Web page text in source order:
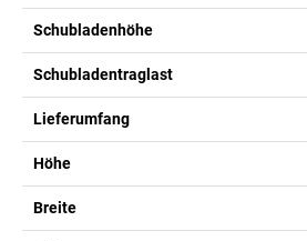
Schubladenhöhe
Schubladentraglast
Lieferumfang
Höhe
Breite